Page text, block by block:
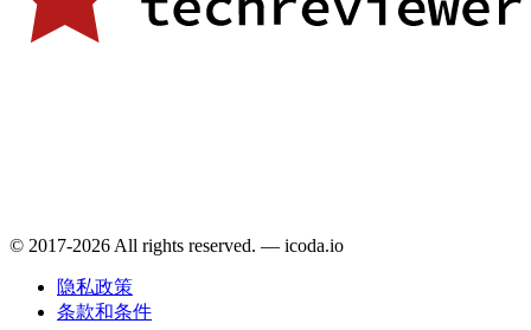
© 2017-2026 All rights reserved. — icoda.io
隐私政策
条款和条件